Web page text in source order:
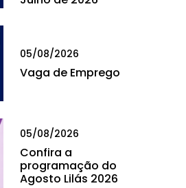
05/08/2026
Vaga de Emprego
05/08/2026
Confira a
programação do
Agosto Lilás 2026